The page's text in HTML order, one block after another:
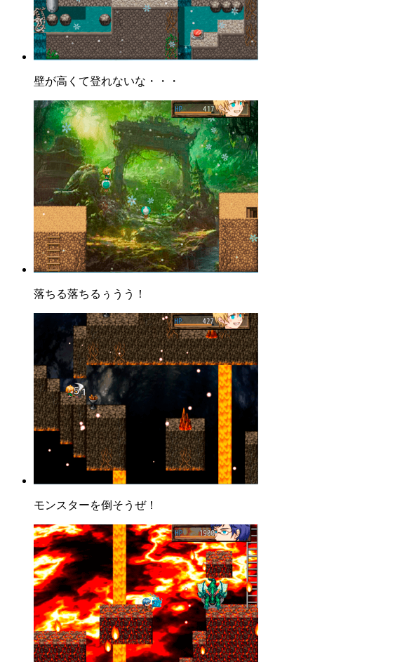
壁が高くて登れないな・・・
落ちる落ちるぅうう！
モンスターを倒そうぜ！